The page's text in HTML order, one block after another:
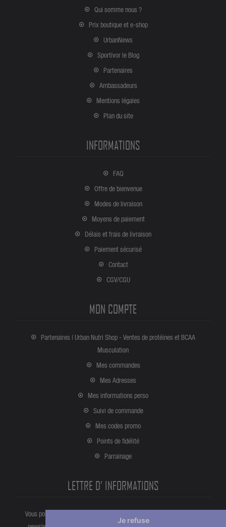
Je refuse
Qui somme nous ?
Prix boutique et e-shop
UrbanNews
Sportivor le Blog
Partenaires
Ambassadeurs
Mentions légales
Plan du site
INFORMATIONS
FAQ
Offre de bienvenue
Modes de livraison
Moyens de paiement
Délais et frais de livraison
Paiement sécurisé
Contact
CGV/CGU
MON COMPTE
Partenaires | Urban Nutri Shop - Ventes de protéines et BCAA
Musculation
Mes commandes
Mes Adresses
Mes informations perso
Suivi de commande
Mes codes promo
Points de fidélité
Parrainage
LETTRE D' INFORMATIONS
Vous pouvez vous désinscrire à tout moment directement partir de la